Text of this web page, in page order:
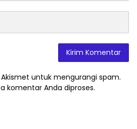
untuk mengurangi spam.
komentar Anda diproses.